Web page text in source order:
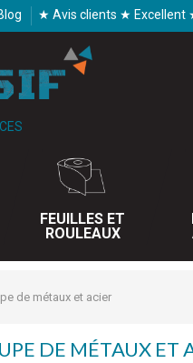
★ Avis clients ★ Excellent
FEUILLES ET
ROULEAUX
de métaux et acier
DE MÉTAUX ET